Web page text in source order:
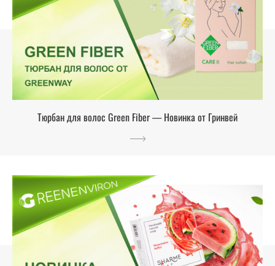
Тюрбан для волос Green Fiber — Новинка от Гринвей